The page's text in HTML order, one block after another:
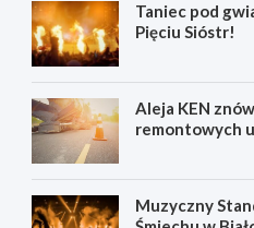
Taniec pod
Pięciu Sióstr!
Aleja KEN
remontowych
Muzyczny